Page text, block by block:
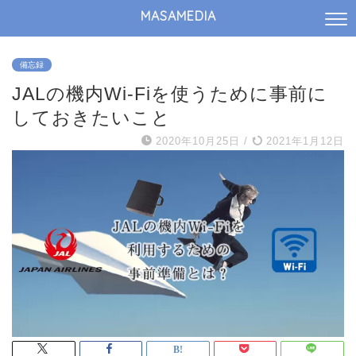
MASAMEDIA
備忘録
JALの機内Wi-Fiを使うために事前に
しておきたいこと
2020年10月25日 / 2021年1月12日